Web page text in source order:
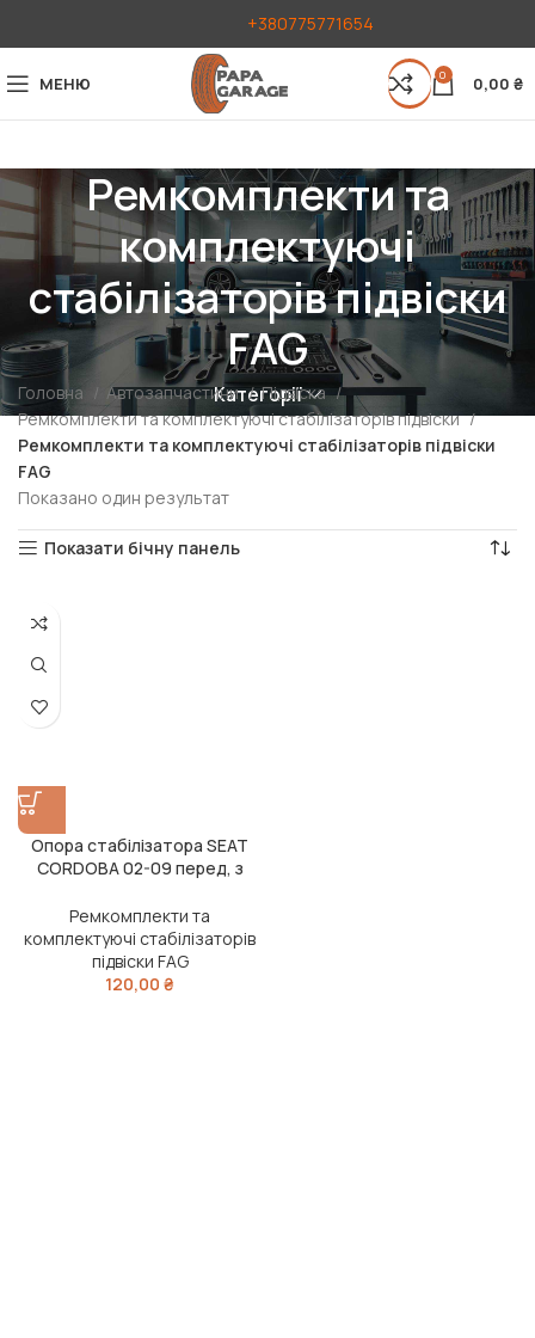
+380775771654
МЕНЮ 0 0,00 ₴
Ремкомплекти та
комплектуючі
стабілізаторів підвіски
FAG
Категорії
Головна Автозапчастини
Підвіска
Ремкомплекти та комплектуючі стабілізаторів підвіски
Ремкомплекти та комплектуючі стабілізаторів підвіски
FAG
Показано один результат
Показати бічну панель
Опора стабілізатора SEAT
CORDOBA 02-09 перед, з
987806) (Вир-во FAG)
Ремкомплекти та
комплектуючі стабілізаторів
підвіски FAG
120,00 ₴